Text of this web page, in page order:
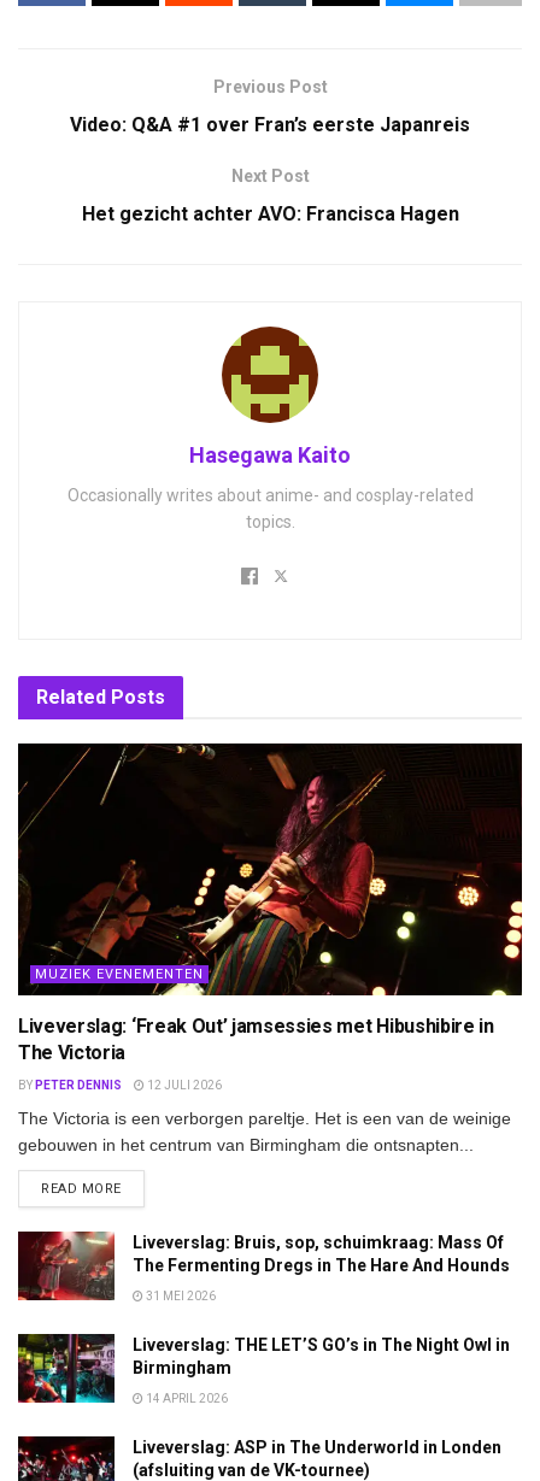
Previous Post
Video: Q&A #1 over Fran’s eerste Japanreis
Next Post
Het gezicht achter AVO: Francisca Hagen
Hasegawa Kaito
Occasionally writes about anime- and cosplay-related
topics.
Related Posts
MUZIEK EVENEMENTEN
Liveverslag: ‘Freak Out’ jamsessies met Hibushibire in
The Victoria
BY PETER DENNIS 12 JULI 2026
The Victoria is een verborgen pareltje. Het is een van de weinige
gebouwen in het centrum van Birmingham die ontsnapten...
READ MOREDETAILS
Liveverslag: Bruis, sop, schuimkraag: Mass Of
The Fermenting Dregs in The Hare And Hounds
31 MEI 2026
Liveverslag: THE LET’S GO’s in The Night Owl in
Birmingham
14 APRIL 2026
Liveverslag: ASP in The Underworld in Londen
(afsluiting van de VK-tournee)